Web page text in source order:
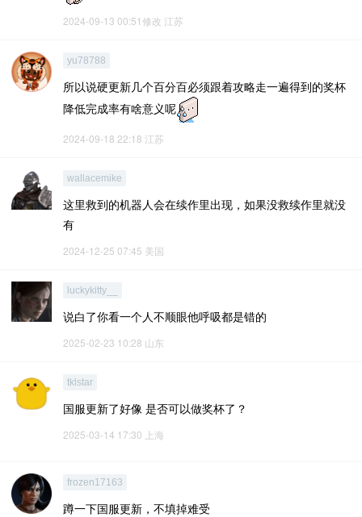
2024-09-13 00:51修改 江苏
yu78788
所以说硬更新几个百分百必须跟着攻略走一遍得到的奖杯
降低完成率有啥意义呢
2024-09-18 22:18 江苏
wallacemike
这里救到的机器人会在续作里出现，如果没救续作里就没
有
2024-12-25 07:45 美国
luckykitty__
说白了你看一个人不顺眼他呼吸都是错的
2025-02-23 10:28 山东
tklstar
国服更新了好像 是否可以做奖杯了？
2025-03-14 17:30 上海
frozen17163
蹲一下国服更新，不填掉难受